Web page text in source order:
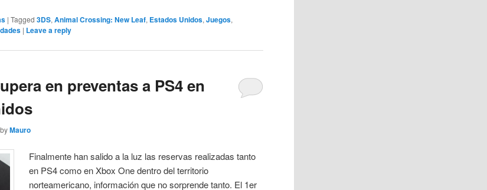
|Tagged 3DS,Animal Crossing: New Leaf, Estados Unidos,Juegos,
| Leave a reply
en preventas a PS4 en
byMauro
Finalmente han salido a la luz las reservas realizadas tanto
en PS4 como en Xbox One dentro del territorio
norteamericano, información que no sorprende tanto. El 1er